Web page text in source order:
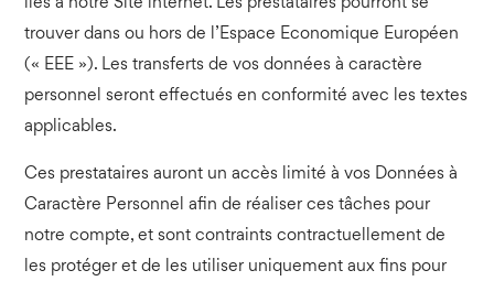
liés à notre Site internet. Les prestataires pourront se
trouver dans ou hors de l’Espace Economique Européen
(« EEE »). Les transferts de vos données à caractère
personnel seront effectués en conformité avec les textes
applicables.
Ces prestataires auront un accès limité à vos Données à
Caractère Personnel afin de réaliser ces tâches pour
notre compte, et sont contraints contractuellement de
les protéger et de les utiliser uniquement aux fins pour